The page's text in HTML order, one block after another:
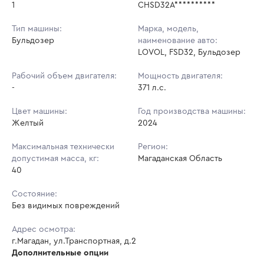
1
CHSD32A**********
Тип машины:
Бульдозер
Марка, модель,
наименование авто:
LOVOL, FSD32, Бульдозер
Рабочий объем двигателя:
-
Мощность двигателя:
371 л.с.
Цвет машины:
Желтый
Год производства машины:
2024
Максимальная технически
допустимая масса, кг:
40
Регион:
Магаданская Область
Состояние:
Без видимых повреждений
Адрес осмотра:
г.Магадан, ул.Транспортная, д.2
Дополнительные опции